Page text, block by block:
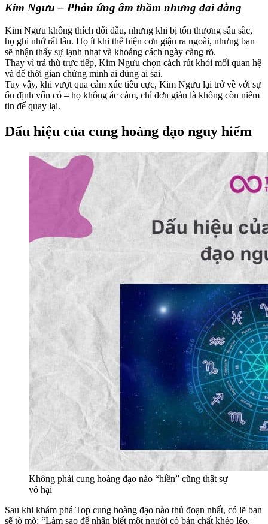
Kim Ngưu – Phản ứng âm thầm nhưng dai dẳng
Kim Ngưu không thích đối đầu, nhưng khi bị tổn thương sâu sắc,
họ ghi nhớ rất lâu. Họ ít khi thể hiện cơn giận ra ngoài, nhưng bạn
sẽ nhận thấy sự lạnh nhạt và khoảng cách ngày càng rõ.
Thay vì trả thù trực tiếp, Kim Ngưu chọn cách rút khỏi mối quan hệ
và để thời gian chứng minh ai đúng ai sai.
Tuy vậy, khi vượt qua cảm xúc tiêu cực, Kim Ngưu lại trở về với sự
ổn định vốn có – họ không ác cảm, chỉ đơn giản là không còn niềm
tin để quay lại.
Dấu hiệu của cung hoàng đạo nguy hiểm
Không phải cung hoàng đạo nào “hiền” cũng thật sự
vô hại
Sau khi khám phá Top cung hoàng đạo nào thủ đoạn nhất, có lẽ bạn
sẽ tò mò: “Làm sao để nhận biết một người có bản chất khéo léo,